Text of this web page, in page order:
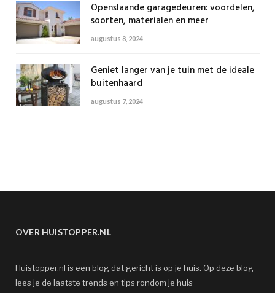
Openslaande garagedeuren: voordelen,
soorten, materialen en meer
augustus 8, 2024
Geniet langer van je tuin met de ideale
buitenhaard
augustus 7, 2024
OVER HUISTOPPER.NL
Huistopper.nl is een blog dat gericht is op je huis. Op deze blog
lees je de laatste trends en tips rondom je huis